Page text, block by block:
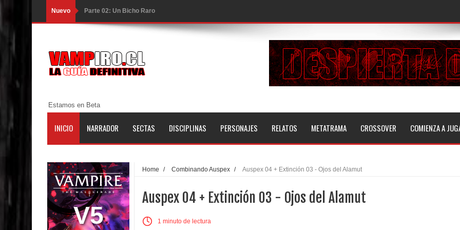
Nuevo Parte 02: Un Bicho Raro
Parte 01: Una Misión de Locos
Parte 03: Forastero en Tierra Muerta
Parte 10: El Secreto
Parte 06: El Trato con los Muertos
Parte 05: Sitiados
Parte 04: Se Descubre el Pastel
Parte 03: Una Piraña en el Bidé
Estamos en Beta
INICIO NARRADOR SECTAS DISCIPLINAS PERSONAJES RELATOS METATRAMA CROSSOVER COMIENZA A
V5
Home / Combinando Auspex / Auspex 04 + Extinción 03 - Ojos del Alamut
Auspex 04 + Extinción 03 - Ojos del Alamut
1 minuto de lectura